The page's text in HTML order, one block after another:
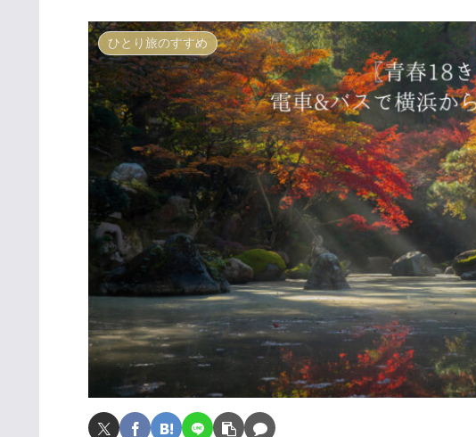
ひとり旅のすすめ